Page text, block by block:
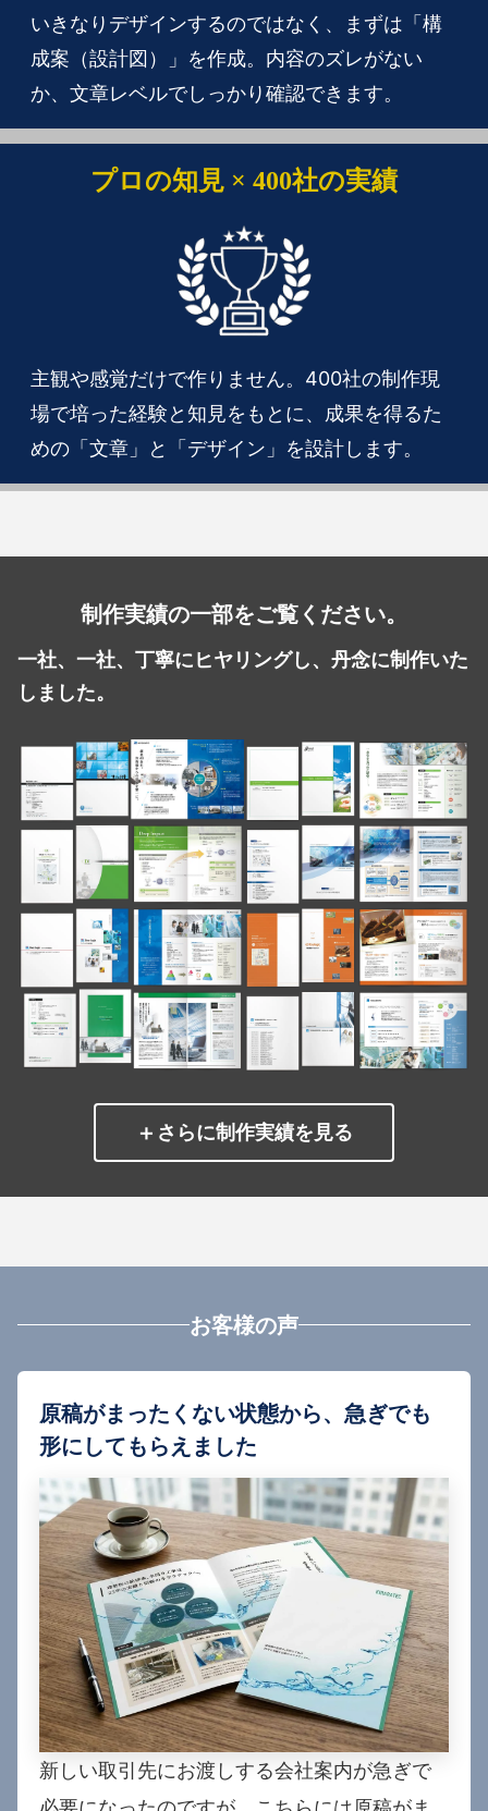
いきなりデザインするのではなく、まずは「構
成案（設計図）」を作成。内容のズレがない
か、文章レベルでしっかり確認できます。
プロの知見 × 400社の実績
主観や感覚だけで作りません。400社の制作現
場で培った経験と知見をもとに、成果を得るた
めの「文章」と「デザイン」を設計します。
制作実績の一部をご覧ください。
一社、一社、丁寧にヒヤリングし、丹念に制作いた
しました。
＋ さらに制作実績を見る
お客様の声
原稿がまったくない状態から、急ぎでも
形にしてもらえました
新しい取引先にお渡しする会社案内が急ぎで